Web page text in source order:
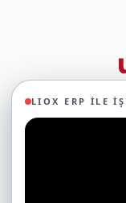
LIOX ERP ILE
29 yıllık
yaparak,
oluşturduğumuz